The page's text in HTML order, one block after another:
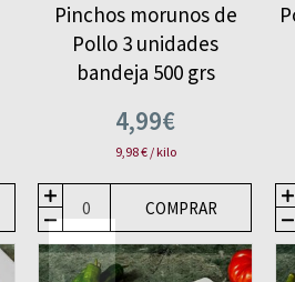
Pinchos morunos de
Pollo 3 unidades
bandeja 500 grs
4,99€
9,98 € / kilo
COMPRAR